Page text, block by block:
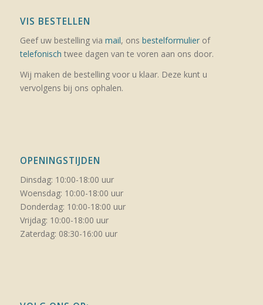
VIS BESTELLEN
Geef uw bestelling via mail, ons bestelformulierof
telefonisch twee dagen van te voren aan ons door.
Wij maken de bestelling voor u klaar. Deze kunt u
vervolgens bij ons ophalen.
OPENINGSTIJDEN
Dinsdag: 10:00-18:00 uur
Woensdag: 10:00-18:00 uur
Donderdag: 10:00-18:00 uur
Vrijdag: 10:00-18:00 uur
Zaterdag: 08:30-16:00 uur